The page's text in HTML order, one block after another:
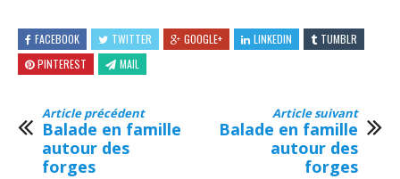
FACEBOOK TWITTER GOOGLE+ LINKEDIN
TUMBLR
PINTEREST
MAIL
Article précédent
Balade en famille
autour des
forges
Article suivant
Balade en famille
autour des
forges